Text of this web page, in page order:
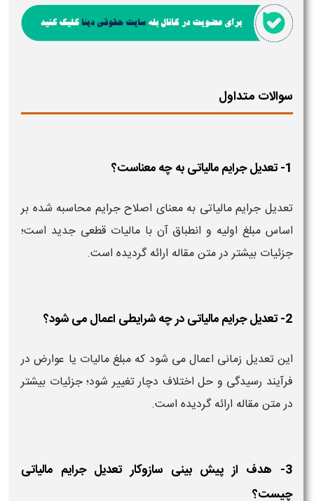
سوالات متداول
1- تعدیل جرایم مالیاتی به چه معناست؟
تعدیل جرایم مالیاتی به معنای اصلاح جرایم محاسبه‌ شده بر
اساس مبلغ اولیه و انطباق آن با مالیات قطعی جدید است؛
جزئیات بیشتر در متن مقاله ارائه گردیده است.
2- تعدیل جرایم مالیاتی در چه شرایطی اعمال می‌ شود؟
این تعدیل زمانی اعمال می‌ شود که مبلغ مالیات یا عوارض در
فرآیند رسیدگی و حل اختلاف دچار تغییر شود؛ جزئیات بیشتر
در متن مقاله ارائه گردیده است.
3- هدف از پیش‌ بینی سازوکار تعدیل جرایم مالیاتی
چیست؟